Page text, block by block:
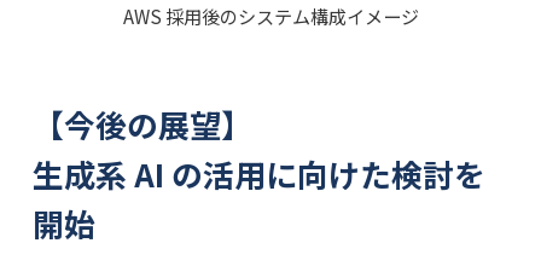
AWS 採用後のシステム構成イメージ
【今後の展望】
生成系 AI の活用に向けた検討を
開始